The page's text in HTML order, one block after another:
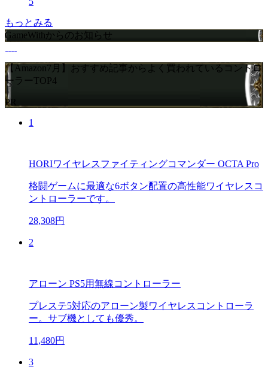
もっとみる
GameWithからのお知らせ
【Amazon7月】おすすめ記事からよく買われているコントロ
ーラーTOP4
PR
1
HORIワイヤレスファイティングコマンダー OCTA Pro
格闘ゲームに最適な6ボタン配置の高性能ワイヤレスコ
ントローラーです。
28,308円
2
アローン PS5用無線コントローラー
プレステ5対応のアローン製ワイヤレスコントローラ
ー。サブ機としても優秀。
11,480円
3